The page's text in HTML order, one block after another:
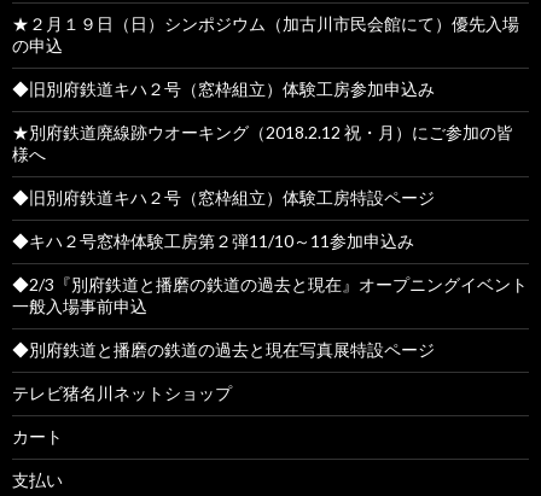
★２月１９日（日）シンポジウム（加古川市民会館にて）優先入場
の申込
◆旧別府鉄道キハ２号（窓枠組立）体験工房参加申込み
★別府鉄道廃線跡ウオーキング（2018.2.12 祝・月）にご参加の皆
様へ
◆旧別府鉄道キハ２号（窓枠組立）体験工房特設ページ
◆キハ２号窓枠体験工房第２弾11/10～11参加申込み
◆2/3『別府鉄道と播磨の鉄道の過去と現在』オープニングイベント
一般入場事前申込
◆別府鉄道と播磨の鉄道の過去と現在写真展特設ページ
テレビ猪名川ネットショップ
カート
支払い